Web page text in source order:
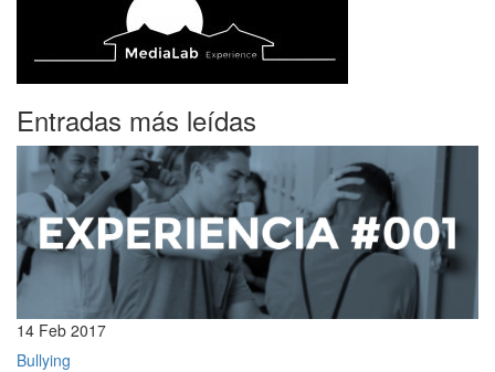
Entradas más leídas
14 Feb 2017
Bullying